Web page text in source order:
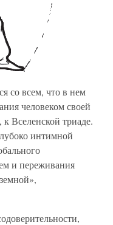
со всем, что в нем
человеком своей
Вселенской триаде.
интимной
и переживания